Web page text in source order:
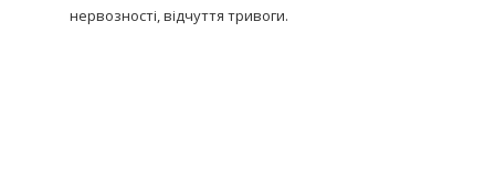
нервозності, відчуття тривоги.